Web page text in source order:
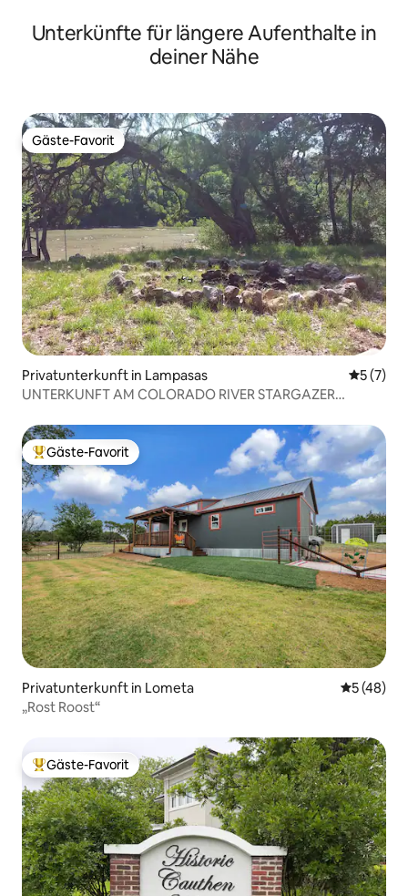
Unterkünfte für längere Aufenthalte in
deiner Nähe
Gäste-Favorit
Gäste-Favorit
Privatunterkunft in Lampasas
5 (7)
UNTERKUNFT AM COLORADO RIVER STARGAZER
Beliebter Gäste-Favorit.
Gäste-Favorit
Privatunterkunft in Lometa
5 (48)
„Rost Roost“
Beliebter Gäste-Favorit.
Gäste-Favorit